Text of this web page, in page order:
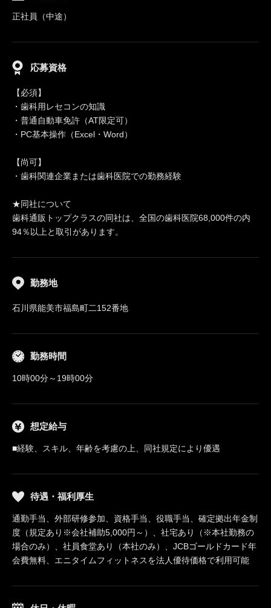
正社員（中途）
応募資格
【必須】
・歯科用レセコンの知識
・普通自動車免許（AT限定可）
・PC基本操作（Excel・Word）
【尚可】
・歯科関連企業または歯科医院での勤務経験
★同社について
歯科通販トップクラスの同社は、全国の歯科医院68,000件の内
94％以上と取引があります。
勤務地
石川県能美市福島町二152番地
勤務時間
10時00分～19時00分
想定給与
■経験、スキル、年齢を考慮の上、同社規定により優遇
待遇・福利厚生
通勤手当、外部研修参加、資格手当、役職手当、確定拠出年金制
度（規定あり※会社補助5,000円～）、社宅あり（※本社勤務の
場合のみ）、社員食堂あり（本社のみ）、JCBゴールドカード年
会費無料、エニタイムフィットネスを法人優待価格で利用可能